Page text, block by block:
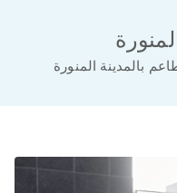
بالمدينة المنورة